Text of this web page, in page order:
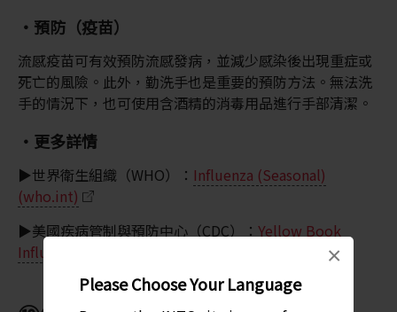
Please Choose Your Language
×
・預防（疫苗）
流感疫苗可有效預防流感發病，並減少感染後出現重症或
死亡的風險。此外，勤洗手也是重要的預防方法。無法洗
手的情況下，也可使用含酒精的消毒用品進行手部清潔。
・更多詳情
▶世界衛生組織（WHO）： Influenza (Seasonal)
(who.int)
▶美國疾病管制與預防中心（CDC）： Yellow Book
Influenza